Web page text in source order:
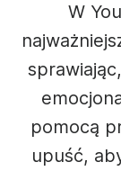
W
pomocą
upuść,